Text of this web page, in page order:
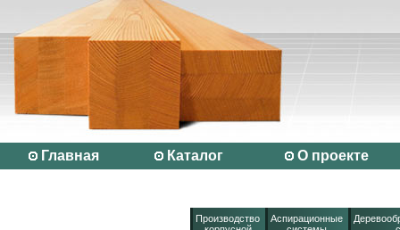
Главная Каталог О проекте
Производство
Аспирационные